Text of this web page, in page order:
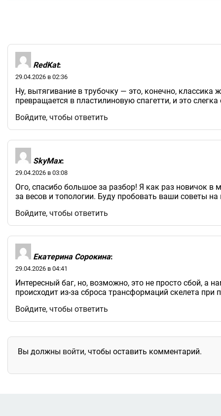
RedKat:
29.04.2026 в 02:36
Ну, вытягивание в трубочку — это, конечно,
превращается в пластилиновую спагетти, и это
Войдите, чтобы ответить
SkyMax:
29.04.2026 в 03:08
Ого, спасибо большое за разбор! Я как раз новичок в
за весов и топологии. Буду пробовать ваши советы
Войдите, чтобы ответить
Екатерина Сорокина:
29.04.2026 в 04:41
Интересный баг, но, возможно, это не просто сбой, а
происходит из-за сброса трансформаций скелета при
Войдите, чтобы ответить
Вы должны войти, чтобы оставить комментарий.